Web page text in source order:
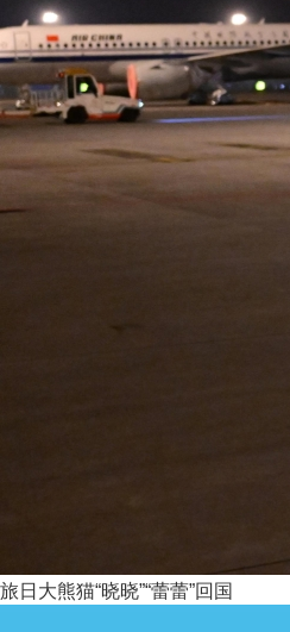
旅日大熊猫“晓晓”“蕾蕾”回国